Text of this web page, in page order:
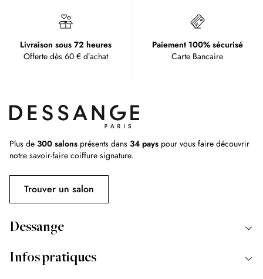
Livraison sous 72 heures
Offerte dès 60 € d’achat
Paiement 100% sécurisé
Carte Bancaire
Plus de 300 salons présents dans 34 pays pour vous faire découvrir
notre savoir-faire coiffure signature.
Trouver un salon
Dessange
Infos pratiques